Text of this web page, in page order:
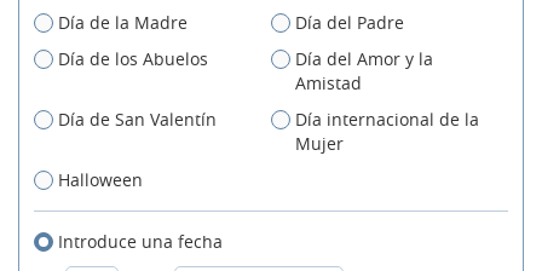
Día de la Madre
Día del Padre
Día de los Abuelos
Día del Amor y la
Amistad
Día de San Valentín
Día internacional de la
Mujer
Halloween
Introduce una fecha